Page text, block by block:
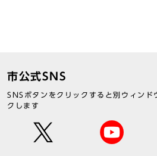
市公式SNS
SNSボタンをクリックすると別ウィンド
クします